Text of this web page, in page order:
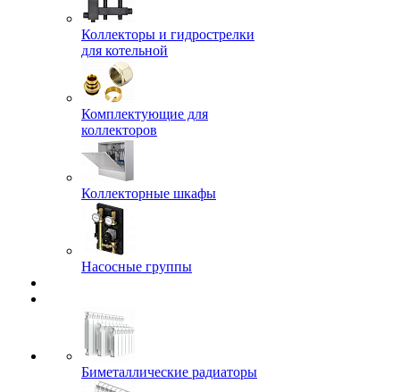
Коллекторы и гидрострелки
для котельной
Комплектующие для
коллекторов
Коллекторные шкафы
Насосные группы
Биметаллические радиаторы